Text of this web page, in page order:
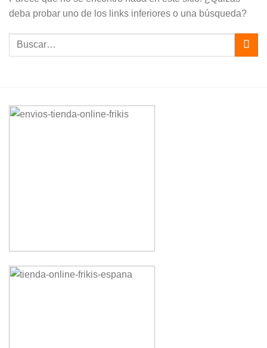
deba probar uno de los links inferiores o una búsqueda?